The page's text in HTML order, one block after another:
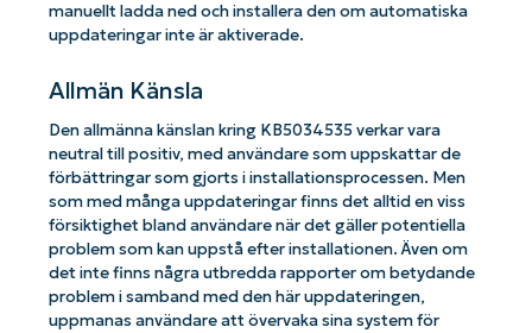
manuellt ladda ned och installera den om automatiska
uppdateringar inte är aktiverade.
Allmän Känsla
Den allmänna känslan kring KB5034535 verkar vara
neutral till positiv, med användare som uppskattar de
förbättringar som gjorts i installationsprocessen. Men
som med många uppdateringar finns det alltid en viss
försiktighet bland användare när det gäller potentiella
problem som kan uppstå efter installationen. Även om
det inte finns några utbredda rapporter om betydande
problem i samband med den här uppdateringen,
uppmanas användare att övervaka sina system för